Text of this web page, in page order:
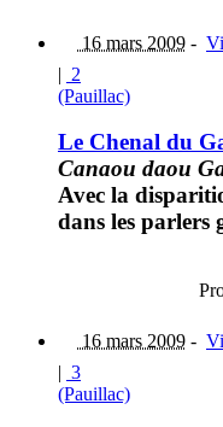
16 mars 2009 -
| 2
(Pauillac)
Le Chenal du
Canaou daou
Avec la
dans les parlers
16 mars 2009 -
| 3
(Pauillac)